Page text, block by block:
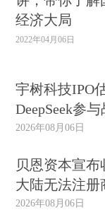
经济大局
2022年04月06日
宇树科技IPO
DeepSeek参
2026年08月06日
贝恩资本宣布
大陆无法注册
2026年08月06日